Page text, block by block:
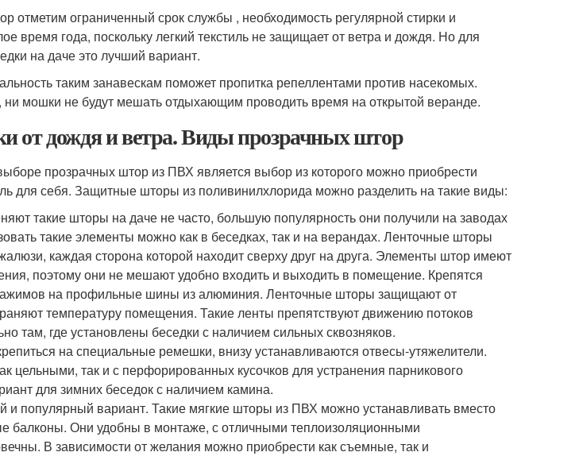
отметим ограниченный срок службы , необходимость регулярной стирки и
время года, поскольку легкий текстиль не защищает от ветра и дождя. Но для
на даче это лучший вариант.
таким занавескам поможет пропитка репеллентами против насекомых.
мошки не будут мешать отдыхающим проводить время на открытой веранде.
от дождя и ветра. Виды прозрачных штор
прозрачных штор из ПВХ является выбор из которого можно приобрести
для себя. Защитные шторы из поливинилхлорида можно разделить на такие виды:
такие шторы на даче не часто, большую популярность они получили на заводах
такие элементы можно как в беседках, так и на верандах. Ленточные шторы
каждая сторона которой находит сверху друг на друга. Элементы штор имеют
поэтому они не мешают удобно входить и выходить в помещение. Крепятся
на профильные шины из алюминия. Ленточные шторы защищают от
температуру помещения. Такие ленты препятствуют движению потоков
там, где установлены беседки с наличием сильных сквозняков.
на специальные ремешки, внизу устанавливаются отвесы-утяжелители.
цельными, так и с перфорированных кусочков для устранения парникового
для зимних беседок с наличием камина.
и популярный вариант. Такие мягкие шторы из ПВХ можно устанавливать вместо
балконы. Они удобны в монтаже, с отличными теплоизоляционными
В зависимости от желания можно приобрести как съемные, так и